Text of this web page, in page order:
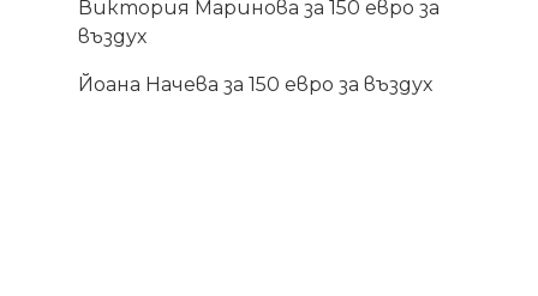
Виктория Маринова за 150 евро за
въздух
Йоана Начева за 150 евро за въздух